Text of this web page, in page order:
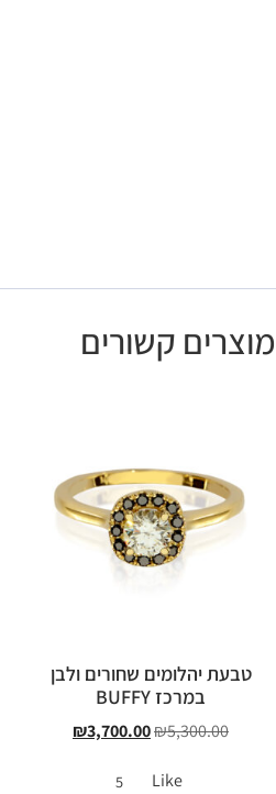
מוצרים קשורים
טבעת יהלומים שחורים ולבן
במרכז BUFFY
₪5,300.00
₪3,700.00
Like
5